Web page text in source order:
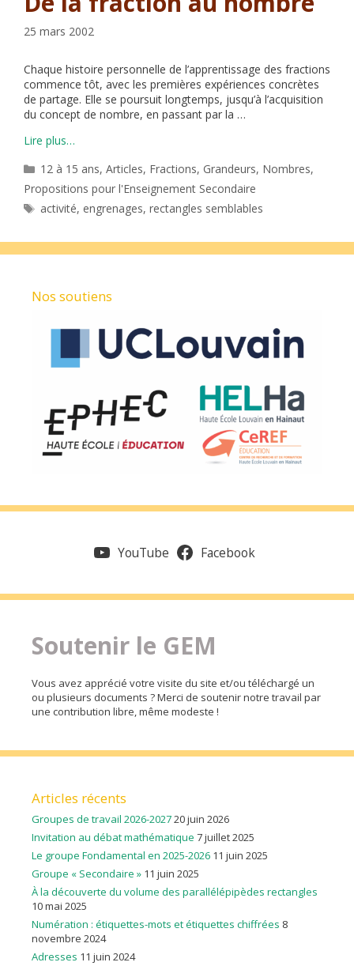
25 mars 2002
Chaque histoire personnelle de l’apprentissage des fractions
commence tôt, avec les premières expériences concrètes
de partage. Elle se poursuit longtemps, jusqu’à l’acquisition
du concept de nombre, en passant par la …
Lire plus…
Catégories
12 à 15 ans,Articles, Fractions, Grandeurs, Nombres,
Propositions pour l'Enseignement Secondaire
Étiquettes
activité, engrenages,rectangles semblables
Nos soutiens
YouTube Facebook
Soutenir le GEM
Vous avez apprécié votre visite du site et/ou téléchargé un
ou plusieurs documents ? Merci de soutenir notre travail par
une contribution libre, même modeste !
Articles récents
Groupes de travail 2026-202720 juin 2026
Invitation au débat mathématique 7 juillet 2025
Le groupe Fondamental en 2025-2026 11 juin 2025
Groupe « Secondaire » 11 juin 2025
À la découverte du volume des parallélépipèdes rectangles
10 mai 2025
Numération : étiquettes-mots et étiquettes chiffrées 8
novembre 2024
Adresses 11 juin 2024